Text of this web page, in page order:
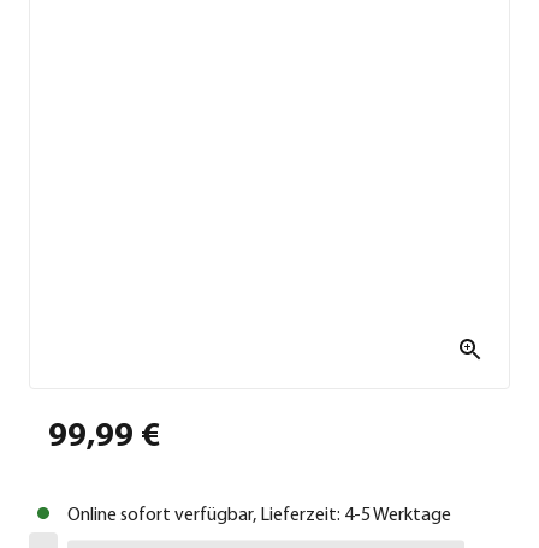
99,99 €
Online sofort verfügbar, Lieferzeit: 4-5 Werktage